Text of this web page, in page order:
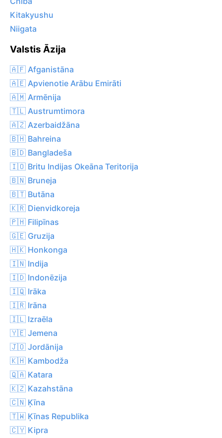
Kitakyushu
Niigata
Valstis Āzija
🇦🇫 Afganistāna
🇦🇪 Apvienotie Arābu Emirāti
🇦🇲 Armēnija
🇹🇱 Austrumtimora
🇦🇿 Azerbaidžāna
🇧🇭 Bahreina
🇧🇩 Bangladeša
🇮🇴 Britu Indijas Okeāna Teritorija
🇧🇳 Bruneja
🇧🇹 Butāna
🇰🇷 Dienvidkoreja
🇵🇭 Filipīnas
🇬🇪 Gruzija
🇭🇰 Honkonga
🇮🇳 Indija
🇮🇩 Indonēzija
🇮🇶 Irāka
🇮🇷 Irāna
🇮🇱 Izraēla
🇾🇪 Jemena
🇯🇴 Jordānija
🇰🇭 Kambodža
🇶🇦 Katara
🇰🇿 Kazahstāna
🇨🇳 Ķīna
🇹🇼 Ķīnas Republika
🇨🇾 Kipra